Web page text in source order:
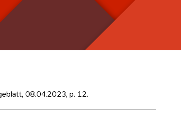
08.04.2023, p. 12.